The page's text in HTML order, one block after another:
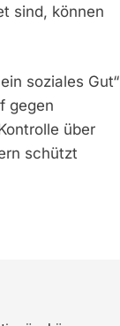
sind, können
soziales Gut“
gegen
über
schützt